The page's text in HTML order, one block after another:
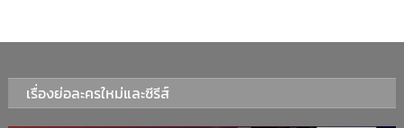
เรื่องย่อละครใหม่และซีรีส์